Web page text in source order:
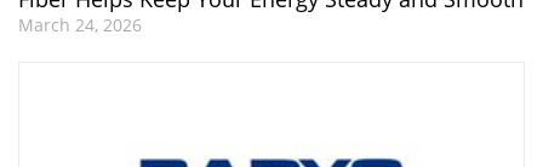
March 24, 2026